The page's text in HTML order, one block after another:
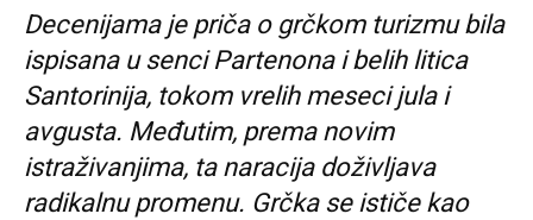
Decenijama je priča o grčkom turizmu bila
ispisana u senci Partenona i belih litica
Santorinija, tokom vrelih meseci jula i
avgusta. Međutim, prema novim
istraživanjima, ta naracija doživljava
radikalnu promenu. Grčka se ističe kao